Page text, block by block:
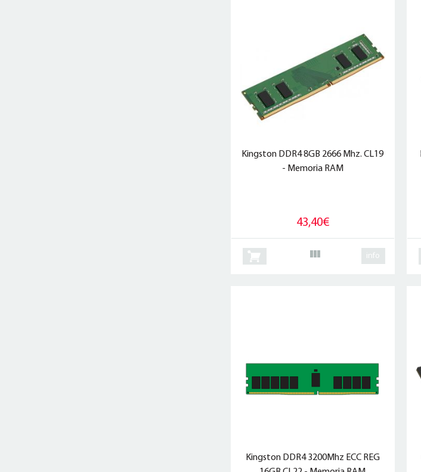
Kingston DDR4 8GB 2666 Mhz. CL19
- Memoria RAM
43,40€
info
Kingston DDR4 3200Mhz ECC REG